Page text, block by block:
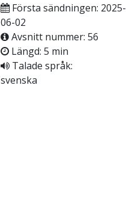
Första sändningen: 2025-
06-02
Avsnitt nummer: 56
Längd: 5 min
Talade språk:
svenska